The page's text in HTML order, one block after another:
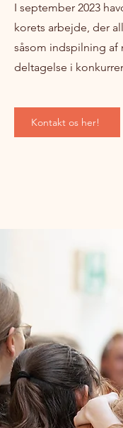
I september 2023
korets arbejde, der
såsom indspilning af
deltagelse i
Kontakt os her!